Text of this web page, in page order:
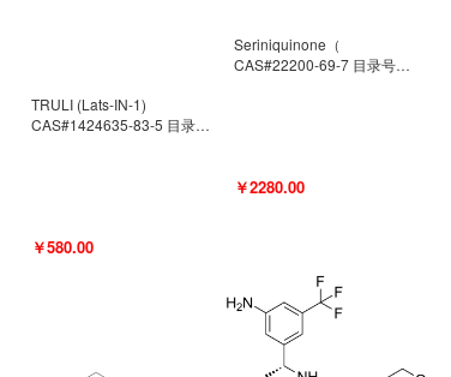
TRULI (Lats-IN-1)
CAS#1424635-83-5 目录号
￥580.00
Seriniquinone（
CAS#22200-69-7 目录号
￥2280.00